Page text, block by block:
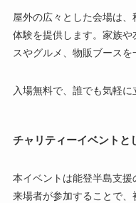
屋外の広々とした会場は
体験を提供します。家族
スやグルメ、物販ブースを
入場無料で、誰でも気軽に
チャリティーイベントと
本イベントは能登半島支援
来場者が参加することで